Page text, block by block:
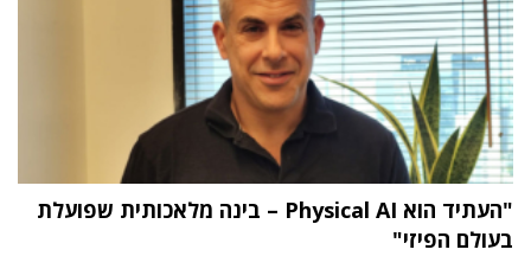
"העתיד הוא Physical AI – בינה מלאכותית שפועלת
בעולם הפיזי"